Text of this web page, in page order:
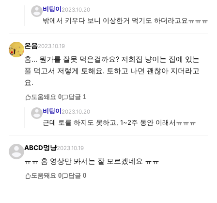
비팅이 2023.10.20
밖에서 키우다 보니 이상한거 먹기도 하더라고요ㅠㅠㅠ
온음2023.10.19
흠... 뭔가를 잘못 먹은걸까요? 저희집 냥이는 집에 있는
풀 먹고서 저렇게 토해요. 토하고 나면 괜찮아 지더라고
요.
도움돼요 0 답글 1
비팅이 2023.10.20
근데 토를 하지도 못하고, 1~2주 동안 이래서ㅠㅠㅠ
ABCD멍냥2023.10.19
ㅠㅠ 흠 영상만 봐서는 잘 모르겠네요 ㅠㅠ
도움돼요 0 답글 0